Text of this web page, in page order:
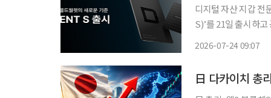
디지털 자산 지갑 전
S)’를 21일 출시하
2026-07-24 09:07
日 다카이치 총